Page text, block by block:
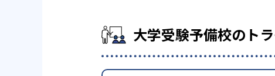
青山学院大学 -
大学受験予備校のト